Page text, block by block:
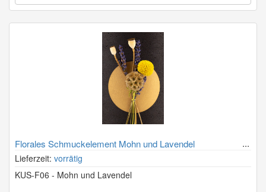
Florales Schmuckelement Mohn und Lavendel
Lieferzeit: vorrätig
KUS-F06 - Mohn und Lavendel